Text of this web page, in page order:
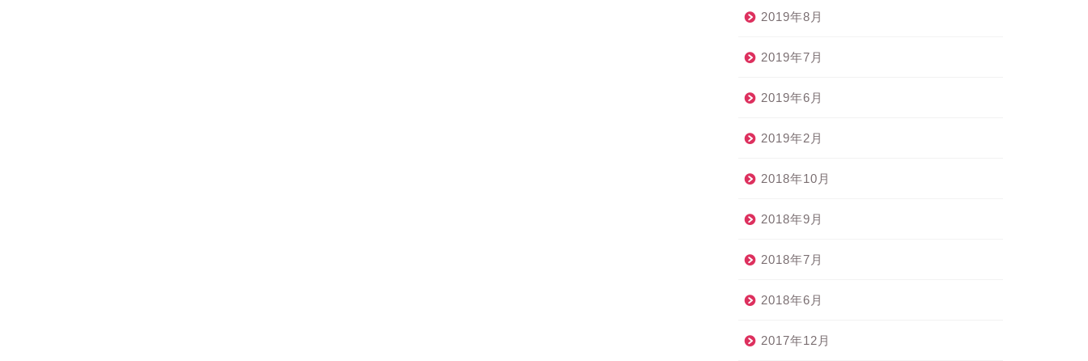
2019年8月
2019年7月
2019年6月
2019年2月
2018年10月
2018年9月
2018年7月
2018年6月
2017年12月